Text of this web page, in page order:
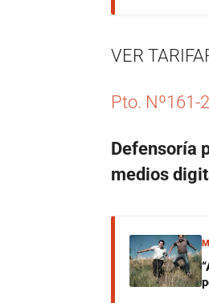
VER
Pto. Nº161-
Defensoría
medios